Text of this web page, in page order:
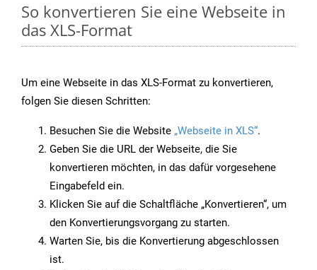
So konvertieren Sie eine Webseite in
das XLS-Format
Um eine Webseite in das XLS-Format zu konvertieren,
folgen Sie diesen Schritten:
Besuchen Sie die Website „Webseite in XLS“.
Geben Sie die URL der Webseite, die Sie
konvertieren möchten, in das dafür vorgesehene
Eingabefeld ein.
Klicken Sie auf die Schaltfläche „Konvertieren“, um
den Konvertierungsvorgang zu starten.
Warten Sie, bis die Konvertierung abgeschlossen
ist.